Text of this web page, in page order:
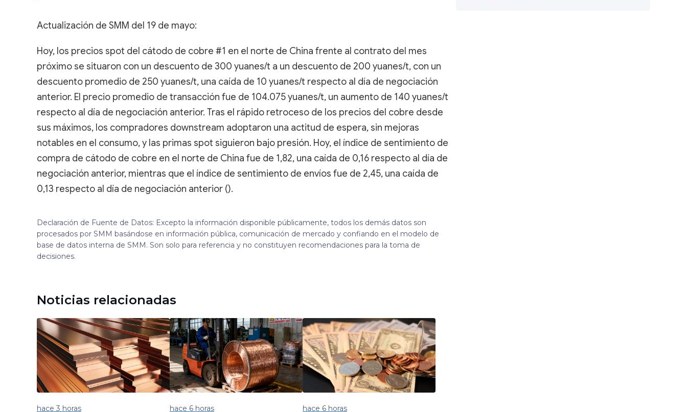
Actualización de SMM del 19 de mayo:
Hoy, los precios spot del cátodo de cobre #1 en el norte de China frente al contrato del mes
próximo se situaron con un descuento de 300 yuanes/t a un descuento de 200 yuanes/t, con un
descuento promedio de 250 yuanes/t, una caída de 10 yuanes/t respecto al día de negociación
anterior. El precio promedio de transacción fue de 104.075 yuanes/t, un aumento de 140 yuanes/t
respecto al día de negociación anterior. Tras el rápido retroceso de los precios del cobre desde
sus máximos, los compradores downstream adoptaron una actitud de espera, sin mejoras
notables en el consumo, y las primas spot siguieron bajo presión. Hoy, el índice de sentimiento de
compra de cátodo de cobre en el norte de China fue de 1,82, una caída de 0,16 respecto al día de
negociación anterior, mientras que el índice de sentimiento de envíos fue de 2,45, una caída de
0,13 respecto al día de negociación anterior ().
Declaración de Fuente de Datos: Excepto la información disponible públicamente, todos los demás datos son
procesados por SMM basándose en información pública, comunicación de mercado y confiando en el modelo de
base de datos interna de SMM. Son solo para referencia y no constituyen recomendaciones para la toma de
decisiones.
Noticias relacionadas
hace 3 horas hace 6 horas hace 6 horas